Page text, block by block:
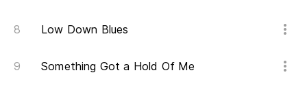
Low Down Blues
Something Got a Hold Of Me